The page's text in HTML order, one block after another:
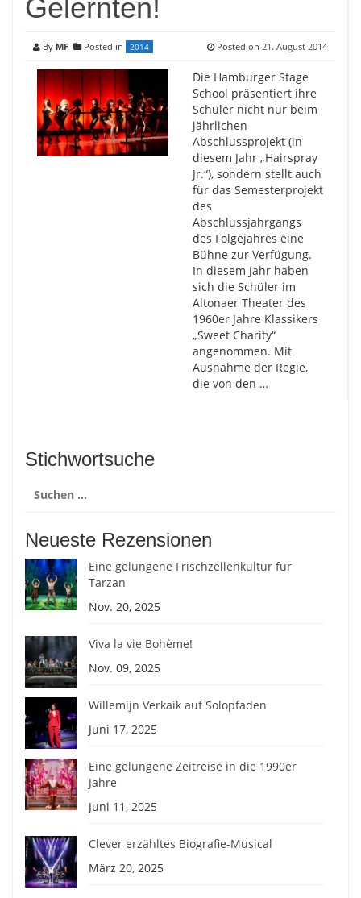
Gelernten!
By MF Posted in 2014 Posted on 21. August 2014
Die Hamburger Stage
School präsentiert ihre
Schüler nicht nur beim
jährlichen
Abschlussprojekt (in
diesem Jahr „Hairspray
Jr.“), sondern stellt auch
für das Semesterprojekt
des
Abschlussjahrgangs
des Folgejahres eine
Bühne zur Verfügung.
In diesem Jahr haben
sich die Schüler im
Altonaer Theater des
1960er Jahre Klassikers
„Sweet Charity“
angenommen. Mit
Ausnahme der Regie,
die von den …
Stichwortsuche
nach:
Neueste Rezensionen
Eine gelungene Frischzellenkultur für
Tarzan
Nov. 20, 2025
Viva la vie Bohème!
Nov. 09, 2025
Willemijn Verkaik auf Solopfaden
Juni 17, 2025
Eine gelungene Zeitreise in die 1990er
Jahre
Juni 11, 2025
Clever erzähltes Biografie-Musical
März 20, 2025